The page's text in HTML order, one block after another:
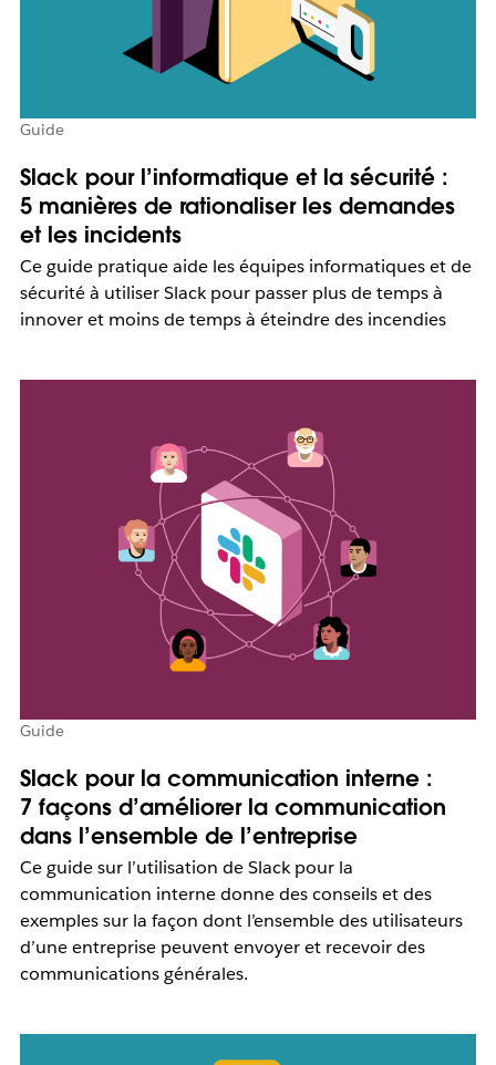
Guide
Slack pour l’informatique et la sécurité :
5 manières de rationaliser les demandes
et les incidents
Ce guide pratique aide les équipes informatiques et de
sécurité à utiliser Slack pour passer plus de temps à
innover et moins de temps à éteindre des incendies
Guide
Slack pour la communication interne :
7 façons d’améliorer la communication
dans l’ensemble de l’entreprise
Ce guide sur l’utilisation de Slack pour la
communication interne donne des conseils et des
exemples sur la façon dont l’ensemble des utilisateurs
d’une entreprise peuvent envoyer et recevoir des
communications générales.